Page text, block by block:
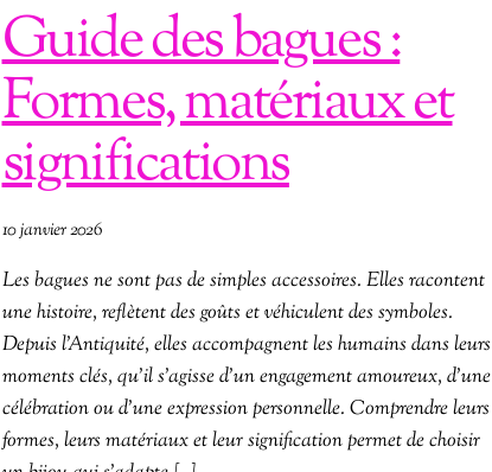
Guide des bagues :
Formes, matériaux et
significations
10 janvier 2026
Les bagues ne sont pas de simples accessoires. Elles racontent
une histoire, reflètent des goûts et véhiculent des symboles.
Depuis l’Antiquité, elles accompagnent les humains dans leurs
moments clés, qu’il s’agisse d’un engagement amoureux, d’une
célébration ou d’une expression personnelle. Comprendre leurs
formes, leurs matériaux et leur signification permet de choisir